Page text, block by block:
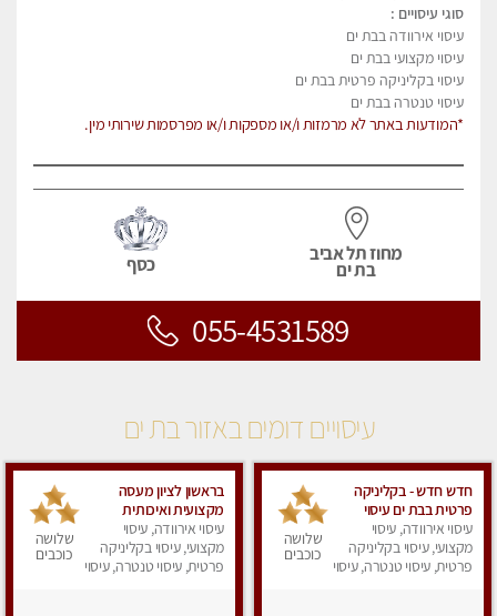
סוגי עיסויים :
עיסוי אירוודה בבת ים
עיסוי מקצועי בבת ים
עיסוי בקליניקה פרטית בבת ים
עיסוי טנטרה בבת ים
*המודעות באתר לא מרמזות ו/או מספקות ו/או מפרסמות שירותי מין.
מחוז תל אביב
בת ים כסף
055-4531589
עיסויים דומים באזור בת ים
חדש חדש - בקליניקה
פרטית בבת ים עיסוי
לחידוש אנרגיות עיסוי
מקצועי מומלץ מאוד
ללא מין !!
עיסוי אירוודה, עיסוי
מקצועי, עיסוי בקליניקה
פרטית, עיסוי טנטרה, עיסוי
שלושה
כוכבים
בראשון לציון מעסה
מקצועית ואיכותית
פרטי!!! ללא מין !!
עיסוי אירוודה, עיסוי
מקצועי, עיסוי בקליניקה
פרטית, עיסוי טנטרה, עיסוי
שלושה
כוכבים